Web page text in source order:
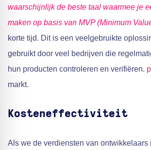
waarschijnlijk de beste taal waarmee je
maken op basis van MVP (Minimum
korte tijd. Dit is een veelgebruikte
gebruikt door veel bedrijven die
hun producten controleren en verifiëren.
markt.
Kosteneffectiviteit
Als we de verdiensten van ontwikkelaars